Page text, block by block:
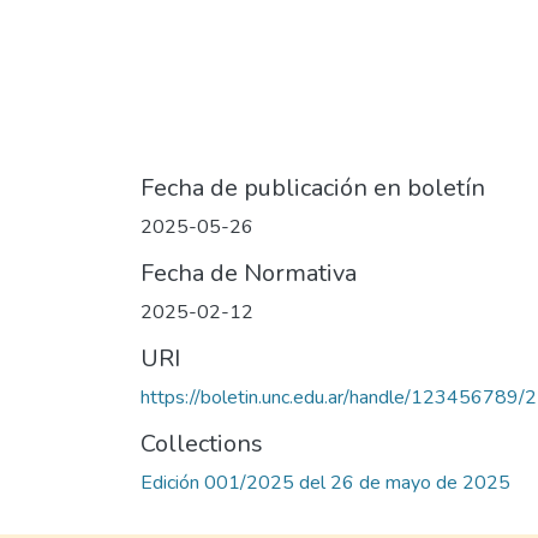
Fecha de publicación en boletín
2025-05-26
Fecha de Normativa
2025-02-12
URI
https://boletin.unc.edu.ar/handle/123456789/
Collections
Edición 001/2025 del 26 de mayo de 2025